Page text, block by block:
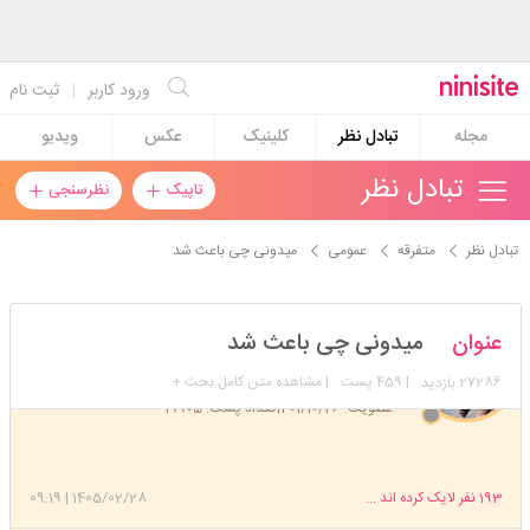
ثبت نام | ورود کاربر
مجله
تبادل نظر کلینیک عکس ویدیو
تاپیک نظرسنجی تبادل نظر
تبادل نظر متفرقه عمومی میدونی چی باعث شد
فس_فس_کنان_آمدم
عضویت: 1401/10/26 تعداد پست: 19905
عنوان میدونی چی باعث شد
| مشاهده متن کامل بحث + 27286 بازدید | 459 پست
سلام قشنگم 🙂❤️
1405/02/28
|
09:19 193نفر لایک کرده اند ...